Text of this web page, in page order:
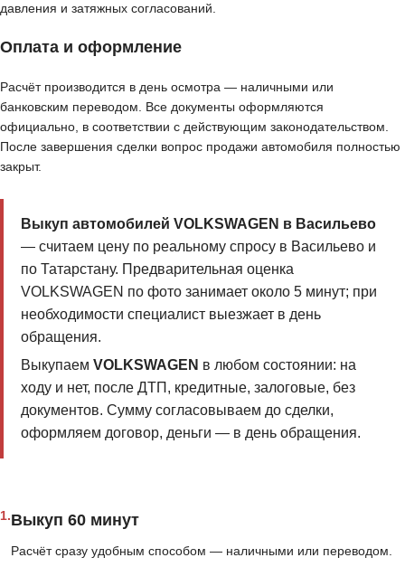
давления и затяжных согласований.
Оплата и оформление
Расчёт производится в день осмотра — наличными или
банковским переводом. Все документы оформляются
официально, в соответствии с действующим законодательством.
После завершения сделки вопрос продажи автомобиля полностью
закрыт.
Выкуп автомобилей VOLKSWAGEN в Васильево
— считаем цену по реальному спросу в Васильево и
по Татарстану. Предварительная оценка
VOLKSWAGEN по фото занимает около 5 минут; при
необходимости специалист выезжает в день
обращения.
Выкупаем VOLKSWAGEN в любом состоянии: на
ходу и нет, после ДТП, кредитные, залоговые, без
документов. Сумму согласовываем до сделки,
оформляем договор, деньги — в день обращения.
1.Выкуп 60 минут
Расчёт сразу удобным способом — наличными или переводом.